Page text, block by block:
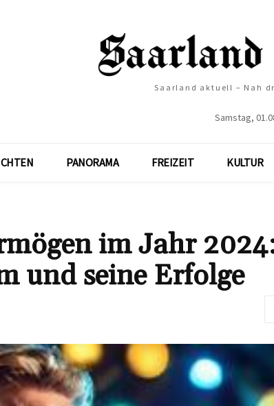
Saarland aktuell – Nah
Samstag,
PANORAMA FREIZEIT KULTUR
im Jahr
und seine Erfolge